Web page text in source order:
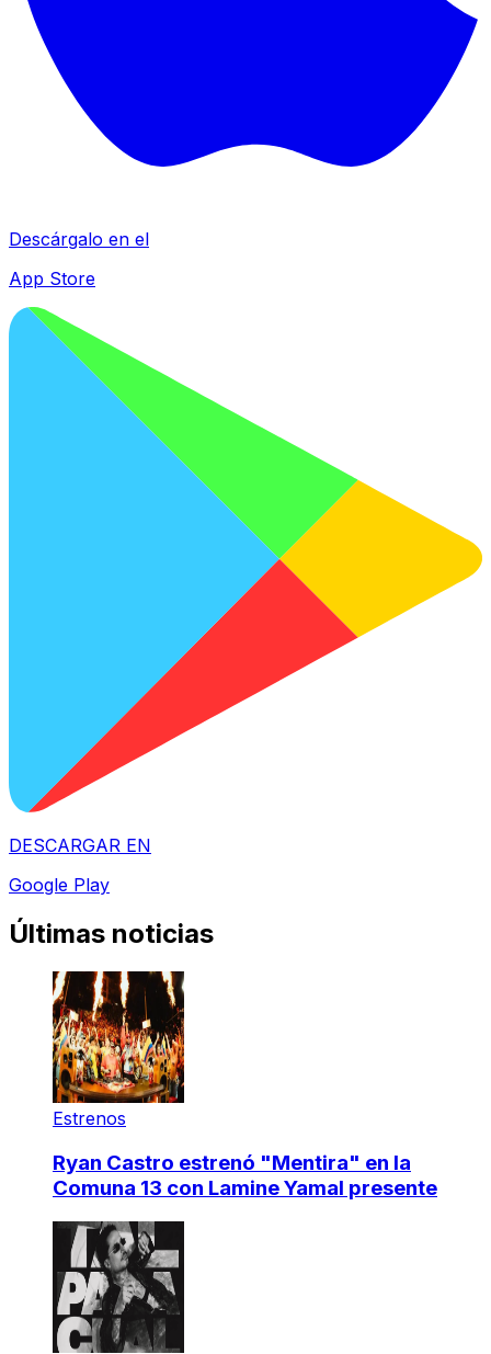
Descárgalo en el
App Store
DESCARGAR EN
Google Play
Últimas noticias
Estrenos
Ryan Castro estrenó "Mentira" en la
Comuna 13 con Lamine Yamal presente